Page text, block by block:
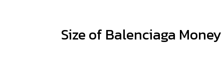
Size of Balenciaga